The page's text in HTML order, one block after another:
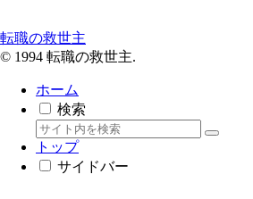
転職の救世主
© 1994 転職の救世主.
ホーム
検索
トップ
サイドバー